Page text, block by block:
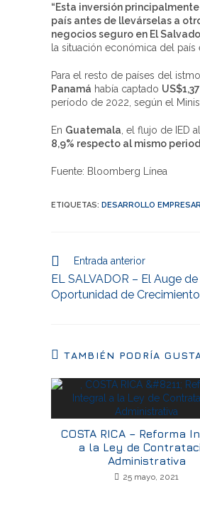
“Esta inversión
país antes de llevárselas a
negocios seguro en El
la situación económica del
Para el resto de países del
Panamá había captado
período de 2022, según el
En Guatemala , el flujo de IED
8,9% respecto al mismo
Fuente: Bloomberg Línea
ETIQUETAS: DESARROLLO
Entrada anterior
EL SALVADOR – El Auge
Oportunidad de
TAMBIÉN PODRÍA
COSTA RICA – Reforma
a la Ley de
Administrativa
25 mayo, 2021